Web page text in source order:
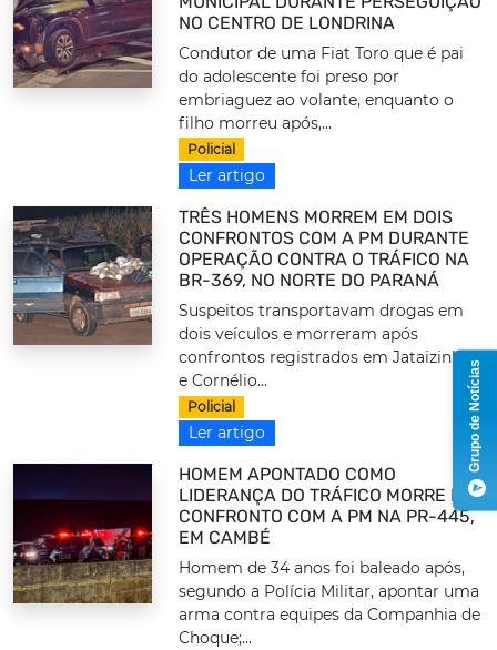
NO CENTRO DE LONDRINA
Condutor de uma Fiat Toro que é pai
do adolescente foi preso por
embriaguez ao volante, enquanto o
filho morreu após,...
Policial
Ler artigo
TRÊS HOMENS MORREM EM DOIS
CONFRONTOS COM A PM DURANTE
OPERAÇÃO CONTRA O TRÁFICO NA
BR-369, NO NORTE DO PARANÁ
Suspeitos transportavam drogas em
dois veículos e morreram após
confrontos registrados em Jataizinho
e Cornélio...
Policial
Ler artigo
HOMEM APONTADO COMO
LIDERANÇA DO TRÁFICO MORRE EM
CONFRONTO COM A PM NA PR-445,
EM CAMBÉ
Homem de 34 anos foi baleado após,
segundo a Polícia Militar, apontar uma
arma contra equipes da Companhia de
Choque;...
Grupo de Notícias